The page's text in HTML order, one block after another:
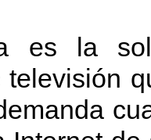
es la
televisión